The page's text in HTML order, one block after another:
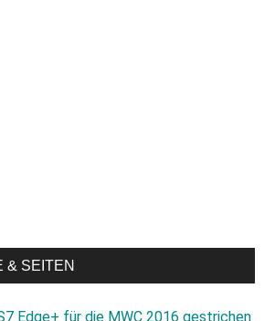
& SEITEN
Edge+ für die MWC 2016 gestrichen